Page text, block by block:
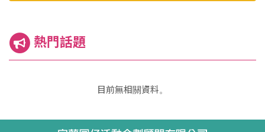
熱門話題
目前無相關資料。